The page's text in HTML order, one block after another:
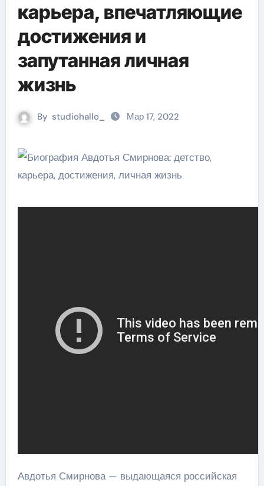
карьера, впечатляющие
достижения и
запутанная личная
жизнь
By studiohallo_ Мар 17, 2022
Авдотья Смирнова — выдающаяся российская